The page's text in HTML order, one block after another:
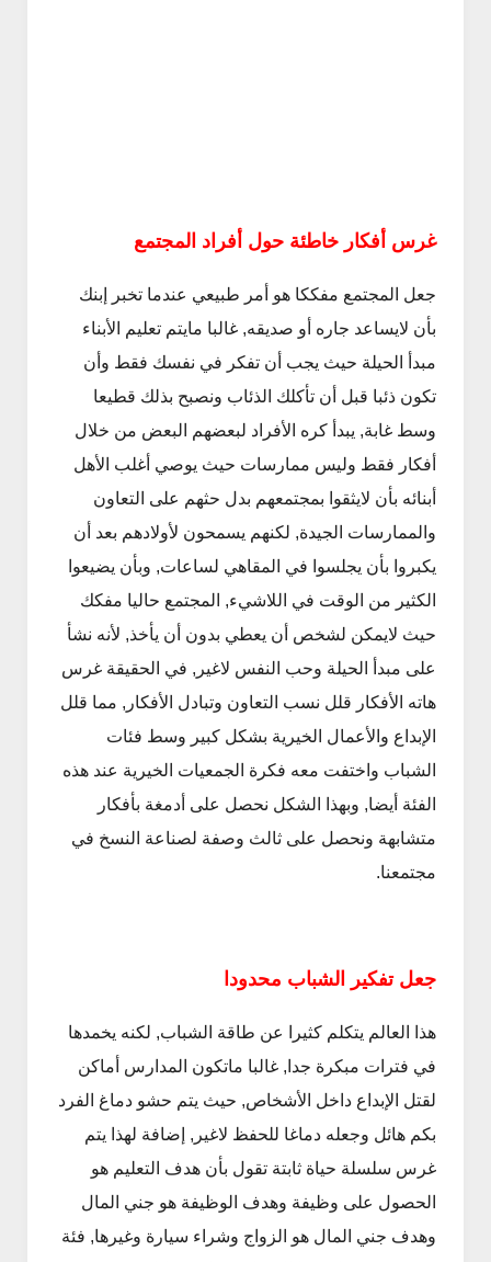
غرس أفكار خاطئة حول أفراد المجتمع
جعل المجتمع مفككا هو أمر طبيعي عندما تخبر إبنك
بأن لايساعد جاره أو صديقه, غالبا مايتم تعليم الأبناء
مبدأ الحيلة حيث يجب أن تفكر في نفسك فقط وأن
تكون ذئبا قبل أن تأكلك الذئاب ونصبح بذلك قطيعا
وسط غابة, يبدأ كره الأفراد لبعضهم البعض من خلال
أفكار فقط وليس ممارسات حيث يوصي أغلب الأهل
أبنائه بأن لايثقوا بمجتمعهم بدل حثهم على التعاون
والممارسات الجيدة, لكنهم يسمحون لأولادهم بعد أن
يكبروا بأن يجلسوا في المقاهي لساعات, وبأن يضيعوا
الكثير من الوقت في اللاشيء, المجتمع حاليا مفكك
حيث لايمكن لشخص أن يعطي بدون أن يأخذ, لأنه نشأ
على مبدأ الحيلة وحب النفس لاغير, في الحقيقة غرس
هاته الأفكار قلل نسب التعاون وتبادل الأفكار, مما قلل
الإبداع والأعمال الخيرية بشكل كبير وسط فئات
الشباب واختفت معه فكرة الجمعيات الخيرية عند هذه
الفئة أيضا, وبهذا الشكل نحصل على أدمغة بأفكار
متشابهة ونحصل على ثالث وصفة لصناعة النسخ في
مجتمعنا.
جعل تفكير الشباب محدودا
هذا العالم يتكلم كثيرا عن طاقة الشباب, لكنه يخمدها
في فترات مبكرة جدا, غالبا ماتكون المدارس أماكن
لقتل الإبداع داخل الأشخاص, حيث يتم حشو دماغ الفرد
بكم هائل وجعله دماغا للحفظ لاغير, إضافة لهذا يتم
غرس سلسلة حياة ثابتة تقول بأن هدف التعليم هو
الحصول على وظيفة وهدف الوظيفة هو جني المال
وهدف جني المال هو الزواج وشراء سيارة وغيرها, فئة